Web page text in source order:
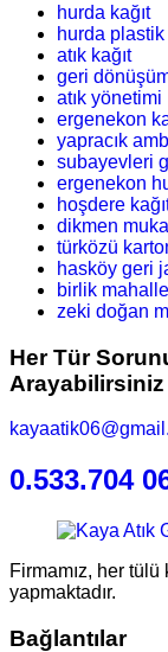
hurda kağıt
hurda plastik
atık kağıt
geri
atık yönetimi
ergenekon
yapracık
subayevleri
ergenekon
hoşdere
dikmen
türközü
hasköy geri
birlik
zeki doğan
Her Tür
Arayabilirsiniz
0.533.704
Firmamız, her tülü
yapmaktadır.
Bağlantılar